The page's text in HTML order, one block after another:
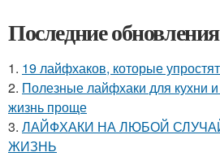
Последние
1. 19 лайфхаков, которые
2. Полезные лайфхаки для кухни и
жизнь проще
3. ЛАЙФХАКИ НА ЛЮБОЙ
ЖИЗНЬ